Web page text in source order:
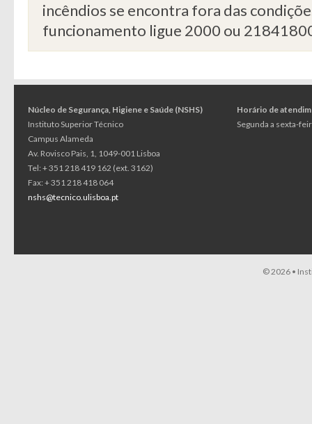
incêndios se encontra fora das
funcionamento ligue 2000 ou
Núcleo de Segurança, Higiene e Saúde (NSHS)
Instituto Superior Técnico
Campus Alameda
Av. Rovisco Pais, 1, 1049-001 Lisboa
Tel: + 351 218 419 162 (ext. 3162)
Fax: + 351 218 418 064
nshs@tecnico.ulisboa.pt
Horário de
Segunda a sexta-
© 2026 •